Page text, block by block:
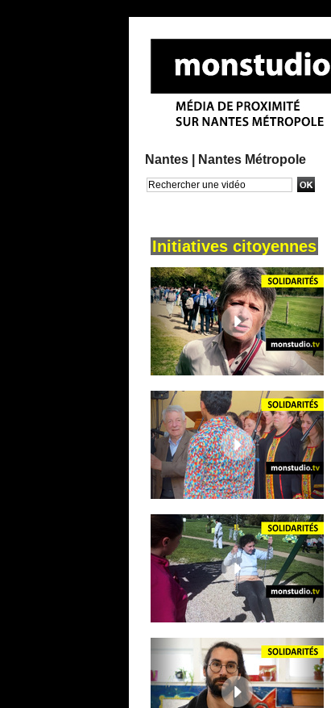
Nantes | Nantes Métropole
Initiatives citoyennes